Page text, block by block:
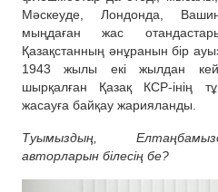
Мәскеуде, Лондонда,
мыңдаған жас
Қазақстанның әнұранын бір
1943 жылы екі жылдан
шырқалған Қазақ КСР-інің
жасауға байқау жарияланды.
Туымыздың,
авторларын білесің бе?